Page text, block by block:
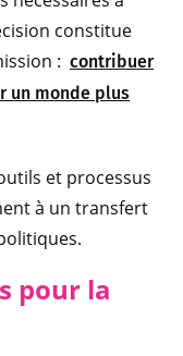
constitue
: contribuer
un monde plus
et processus
à un transfert
pour la